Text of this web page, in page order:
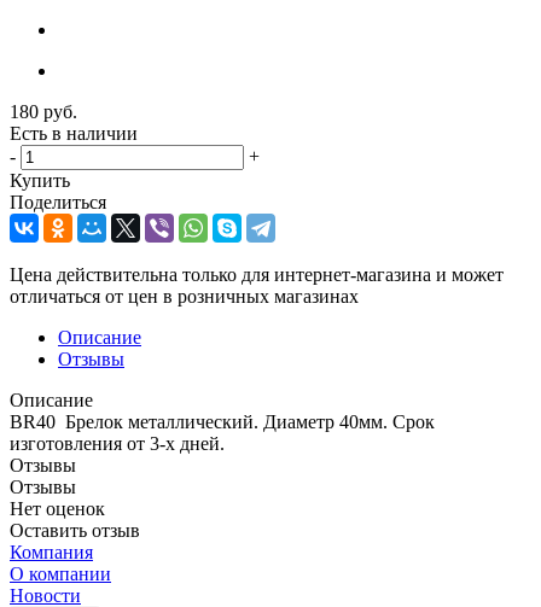
180 руб.
Есть в наличии
-
+
Купить
Поделиться
Цена действительна только для интернет-магазина и может
отличаться от цен в розничных магазинах
Описание
Отзывы
Описание
BR40 Брелок металлический. Диаметр 40мм. Срок
изготовления от 3-х дней.
Отзывы
Отзывы
Нет оценок
Оставить отзыв
Компания
О компании
Новости